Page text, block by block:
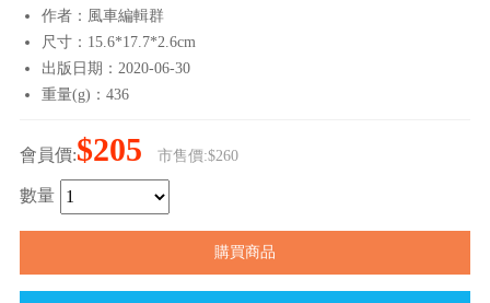
作者：風車編輯群
尺寸：15.6*17.7*2.6cm
出版日期：2020-06-30
重量(g)：436
會員價:$205 市售價:$260
數量